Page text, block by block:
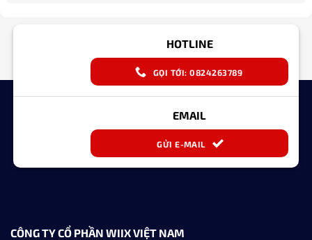
HOTLINE
GỌI TỚI: 0824263789
EMAIL
GỬI E-MAIL
CÔNG TY CỔ PHẦN WIIX VIỆT NAM